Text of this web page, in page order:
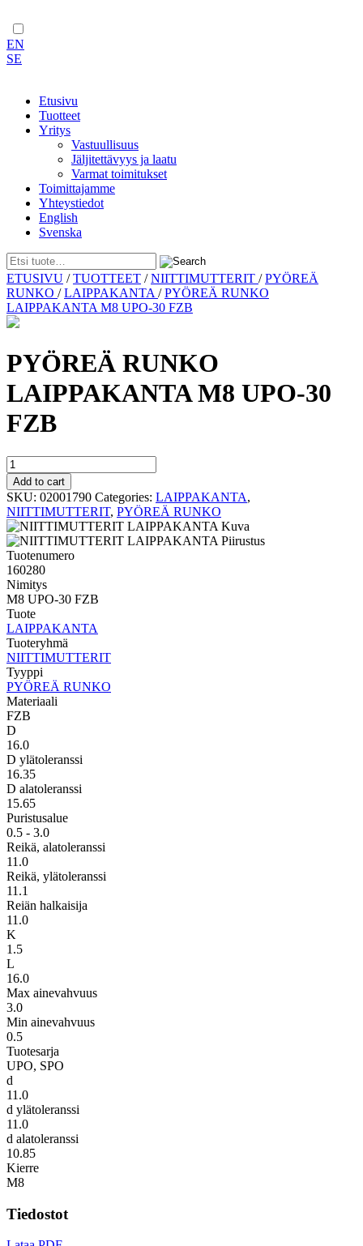
EN
SE
Etusivu
Tuotteet
Yritys
Vastuullisuus
Jäljitettävyys ja laatu
Varmat toimitukset
Toimittajamme
Yhteystiedot
English
Svenska
Skip
to
content
ETUSIVU /TUOTTEET /NIITTIMUTTERIT /PYÖREÄ
RUNKO /LAIPPAKANTA /PYÖREÄ RUNKO
LAIPPAKANTA M8 UPO-30 FZB
PYÖREÄ RUNKO
LAIPPAKANTA M8 UPO-30
FZB
PYÖREÄ
RUNKO
LAIPPAKANTA
M8
UPO-
30
FZB
quantity
Add to cart
SKU: 02001790 Categories: LAIPPAKANTA,
NIITTIMUTTERIT, PYÖREÄ RUNKO
Tuotenumero
160280
Nimitys
M8 UPO-30 FZB
Tuote
LAIPPAKANTA
Tuoteryhmä
NIITTIMUTTERIT
Tyyppi
PYÖREÄ RUNKO
Materiaali
FZB
D
16.0
D ylätoleranssi
16.35
D alatoleranssi
15.65
Puristusalue
0.5 - 3.0
Reikä, alatoleranssi
11.0
Reikä, ylätoleranssi
11.1
Reiän halkaisija
11.0
K
1.5
L
16.0
Max ainevahvuus
3.0
Min ainevahvuus
0.5
Tuotesarja
UPO, SPO
d
11.0
d ylätoleranssi
11.0
d alatoleranssi
10.85
Kierre
M8
Tiedostot